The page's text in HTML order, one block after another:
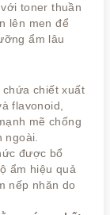
toner thuần
lên men để
ẩm lâu
chứa chiết xuất
flavonoid,
mẽ chống
ngoài.
được bổ
ẩm hiệu quả
nếp nhăn do